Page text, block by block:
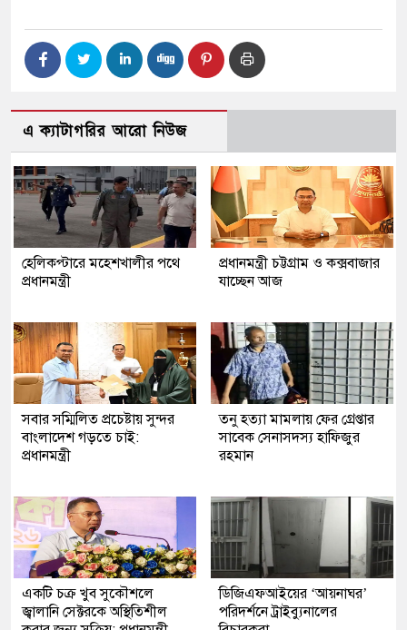
এ ক্যাটাগরির আরো নিউজ
হেলিকপ্টারে মহেশখালীর পথে
প্রধানমন্ত্রী
প্রধানমন্ত্রী চট্টগ্রাম ও কক্সবাজার
যাচ্ছেন আজ
সবার সম্মিলিত প্রচেষ্টায় সুন্দর
বাংলাদেশ গড়তে চাই:
প্রধানমন্ত্রী
তনু হত্যা মামলায় ফের গ্রেপ্তার
সাবেক সেনাসদস্য হাফিজুর
রহমান
একটি চক্র খুব সুকৌশলে
জ্বালানি সেক্টরকে অস্থিতিশীল
ডিজিএফআইয়ের ‘আয়নাঘর’
পরিদর্শনে ট্রাইব্যুনালের